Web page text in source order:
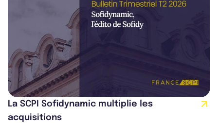
La SCPI Sofidynamic multiplie les
acquisitions